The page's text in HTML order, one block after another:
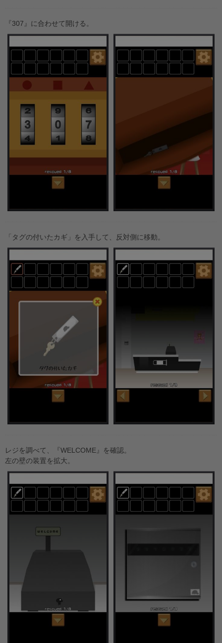
『307』に合わせて開ける。
「タグの付いたカギ」を入手して、反対側に移動。
レジを調べて、『WELCOME』を確認。
左の壁の装置を拡大。